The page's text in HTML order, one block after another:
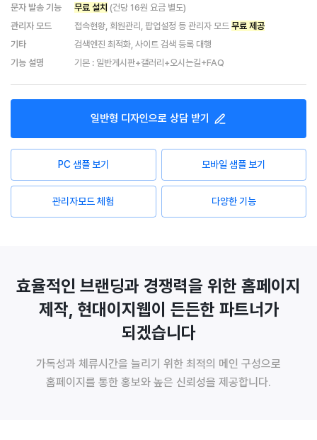
문자 발송 기능
무료 설치 (건당 16원 요금 별도)
관리자 모드
접속현황, 회원관리, 팝업설정 등 관리자 모드 무료 제공
기타
검색엔진 최적화, 사이트 검색 등록 대행
기능 설명
기본 : 일반게시판+갤러리+오시는길+FAQ
일반형 디자인으로 상담 받기
PC 샘플 보기 모바일 샘플 보기
관리자모드 체험 다양한 기능
효율적인 브랜딩과 경쟁력을 위한 홈페이지
제작, 현대이지웹이 든든한 파트너가
되겠습니다
가독성과 체류시간을 늘리기 위한 최적의 메인 구성으로
홈페이지를 통한 홍보와 높은 신뢰성을 제공합니다.